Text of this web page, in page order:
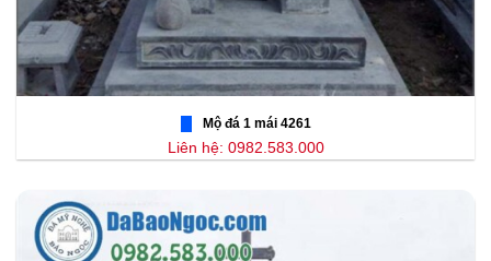
Mộ đá 1 mái 4261
Liên hệ: 0982.583.000